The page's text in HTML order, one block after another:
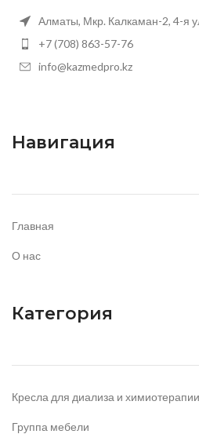
Алматы, Мкр. Калкаман-2, 4-я
+7 (708) 863-57-76
info@kazmedpro.kz
Навигация
Главная
О нас
Категория
Кресла для диализа и химиотерапии
Группа мебели